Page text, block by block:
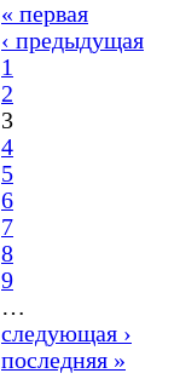
« первая
‹ предыдущая
1
2
3
4
5
6
7
8
9
…
следующая ›
последняя »